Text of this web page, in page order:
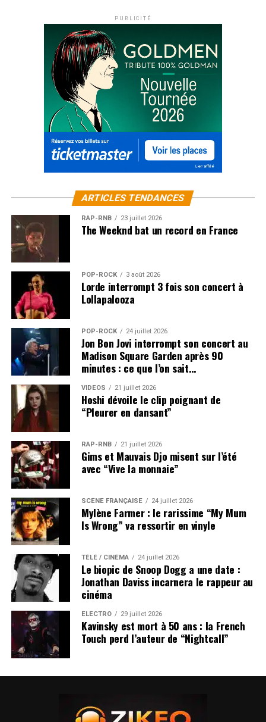
PUBLICITÉ
ARTICLES TENDANCES
RAP-RNB 23 juillet 2026
The Weeknd bat un record en France
POP-ROCK 3 août 2026
Lorde interrompt 3 fois son concert à
Lollapalooza
POP-ROCK 24 juillet 2026
Jon Bon Jovi interrompt son concert au
Madison Square Garden après 90
minutes : ce que l’on sait…
VIDEOS 21 juillet 2026
Hoshi dévoile le clip poignant de
“Pleurer en dansant”
RAP-RNB 21 juillet 2026
Gims et Mauvais Djo misent sur l’été
avec “Vive la monnaie”
SCÈNE FRANÇAISE 24 juillet 2026
Mylène Farmer : le rarissime “My Mum
Is Wrong” va ressortir en vinyle
TÉLÉ / CINÉMA 24 juillet 2026
Le biopic de Snoop Dogg a une date :
Jonathan Daviss incarnera le rappeur au
cinéma
ÉLECTRO 29 juillet 2026
Kavinsky est mort à 50 ans : la French
Touch perd l’auteur de “Nightcall”